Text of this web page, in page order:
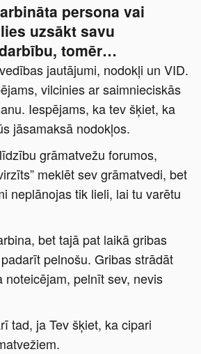
persona vai
uzsākt savu
tomēr…
jautājumi, nodokļi un VID.
vilcinies ar saimnieciskās
Iespējams, ka tev šķiet, ka
jāsamaksā nodokļos.
grāmatvežu forumos,
meklēt sev grāmatvedi, bet
neplānojas tik lieli, lai tu varētu
bet tajā pat laikā gribas
pelnošu. Gribas strādāt
noteicējam, pelnīt sev, nevis
tad, ja Tev šķiet, ka cipari